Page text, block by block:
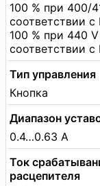
100 % при 400/
соответствии с
100 % при 440
соответствии с
Тип управления
Кнопка
Диапазон
0.4…0.63 А
Ток
расцепителя